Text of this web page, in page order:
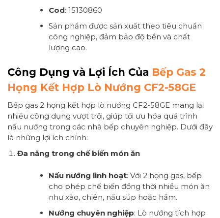
Cod: 15130860
Sản phẩm được sản xuất theo tiêu chuẩn
công nghiệp, đảm bảo độ bền và chất
lượng cao.
Công Dụng và Lợi Ích Của Bếp Gas 2
Họng Kết Hợp Lò Nướng CF2-58GE
Bếp gas 2 họng kết hợp lò nướng CF2-58GE mang lại
nhiều công dụng vượt trội, giúp tối ưu hóa quá trình
nấu nướng trong các nhà bếp chuyên nghiệp. Dưới đây
là những lợi ích chính:
Đa năng trong chế biến món ăn
Nấu nướng linh hoạt: Với 2 họng gas, bếp
cho phép chế biến đồng thời nhiều món ăn
như xào, chiên, nấu súp hoặc hầm.
Nướng chuyên nghiệp: Lò nướng tích hợp